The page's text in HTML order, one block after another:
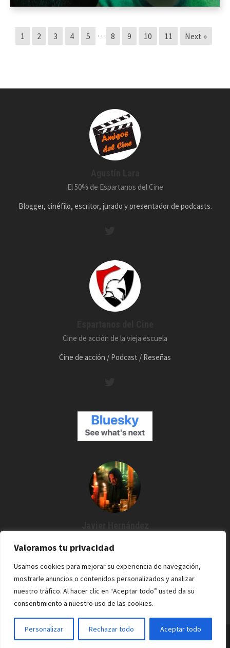
Valoramos tu privacidad
Usamos cookies para mejorar su experiencia de navegación,
mostrarle anuncios o contenidos personalizados y analizar
nuestro tráfico. Al hacer clic en “Aceptar todo” usted da su
consentimiento a nuestro uso de las cookies.
Personalizar Rechazar todo Aceptar todo
1 2 3 4 5 … 8 9 10 11 Next »
El 50% de Espartanos del Cine
Blogger, cinéfilo, escritor, jurado y presentador de podcasts.
Cine de acción de la vieja escuela
Cine de acción / Podcast / Reseñas
Javier Hernández
entonces estoy por aquí. Cine / Rock /Pixel.
Espartanos del Cine - 2022